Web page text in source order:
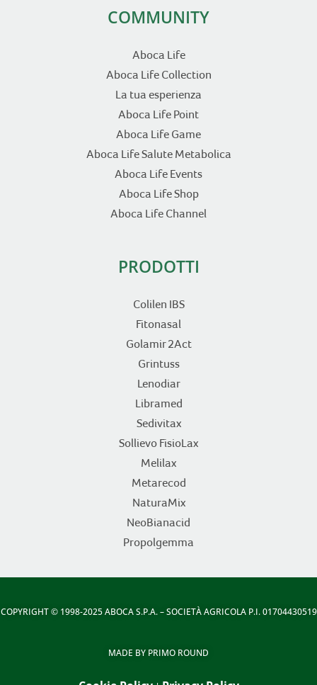
COMMUNITY
Aboca Life
Aboca Life Collection
La tua esperienza
Aboca Life Point
Aboca Life Game
Aboca Life Salute Metabolica
Aboca Life Events
Aboca Life Shop
Aboca Life Channel
PRODOTTI
Colilen IBS
Fitonasal
Golamir 2Act
Grintuss
Lenodiar
Libramed
Sedivitax
Sollievo FisioLax
Melilax
Metarecod
NaturaMix
NeoBianacid
Propolgemma
COPYRIGHT© 1998-2025 ABOCA S.P.A. – SOCIETÀ AGRICOLA P.I. 01704430519
MADE BY PRIMO ROUND